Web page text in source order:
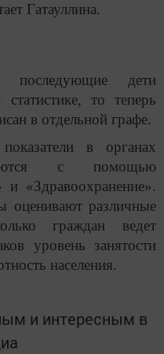
Гатауллина.
дети
то теперь
в отдельной графе.
в органах
с помощью
и «Здравоохранение».
оценивают различные
граждан ведет
уровень занятости
населения.
и интересным в